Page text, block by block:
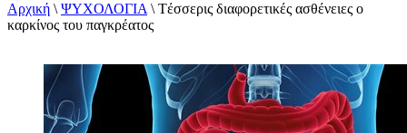
Αλεξάνδρα Καππάτου Ψυχολόγος –
Παιδοψυχολόγος
Αρχική \ ΨΥΧΟΛΟΓΙΑ \ Tέσσερις διαφορετικές ασθένειες ο
καρκίνος του παγκρέατος